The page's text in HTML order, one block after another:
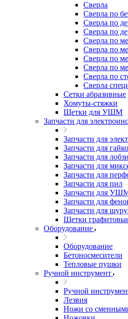
Сверла
Сверла по
Сверла по
Сверла по
Сверла по
Сверла по
Сверла по
Сверла по
Сверла по
Сверла
Сетки абразивные
Хомуты-стяжки
Щетки для УШМ
Запчасти для
Запчасти для
Запчасти для
Запчасти для
Запчасти для
Запчасти для
Запчасти для пил
Запчасти для
Запчасти для
Запчасти для
Щетки
Оборудование
Оборудование
Бетоносмесители
Тепловые пушки
Ручной инструмент
Ручной
Лезвия
Ножи со